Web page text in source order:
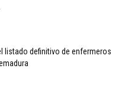
listado definitivo de enfermeros